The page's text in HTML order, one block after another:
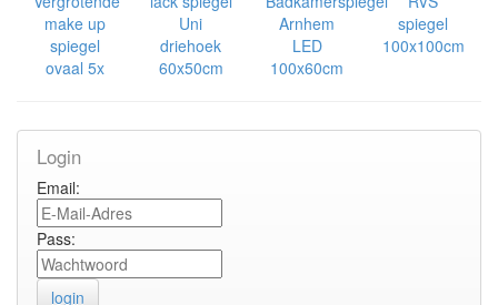
make up
spiegel
ovaal 5x
Uni
driehoek
60x50cm
Arnhem
LED
100x60cm
spiegel
100x100cm
Login
Email:
Pass: